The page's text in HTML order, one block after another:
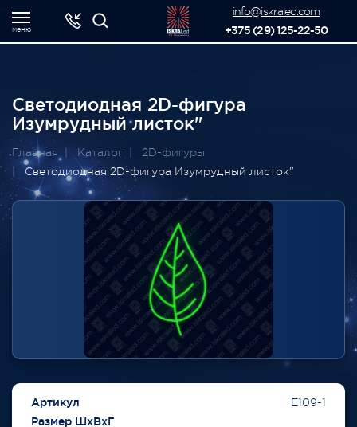
-->
меню
info@iskraled.com
+375 (29) 125-22-50
Светодиодная 2D-фигура
Изумрудный листок"
Главная Каталог
2D-фигуры
Светодиодная 2D-фигура Изумрудный листок"
Артикул
E109-1
Размер ШхВхГ